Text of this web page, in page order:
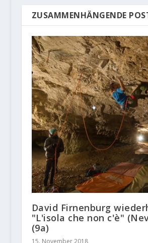
ZUSAMMENHÄNGENDE
David Firnenburg
"L'isola che non c'è"
(9a)
15. November 2018